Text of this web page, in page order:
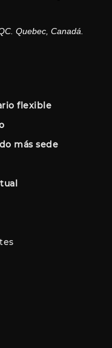
Quebec, Canadá.
flexible
más sede